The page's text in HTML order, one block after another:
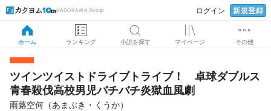
KADOKAWA Group ログイン 新規登録
ホーム ランキング 小説を探す マイページ その他
ツインツイストドライブトライブ！ 卓球ダブルス
青春殺伐高校男児バチバチ炎獄血風劇
雨蕗空何（あまぶき・くうか）